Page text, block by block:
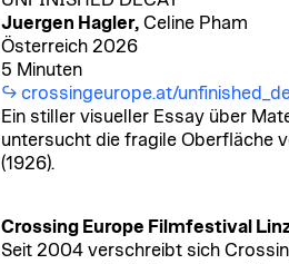
Juergen Hagler,Celine Pham
Österreich 2026
5 Minuten
crossingeurope.at/
Ein stiller visueller Essay über
untersucht die fragile Oberfläche
(1926).
Crossing Europe Filmfestival
Seit 2004 verschreibt sich